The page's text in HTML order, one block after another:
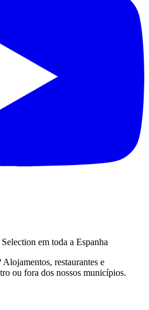
em toda a Espanha
Alojamentos, restaurantes e
ou fora dos nossos municípios.